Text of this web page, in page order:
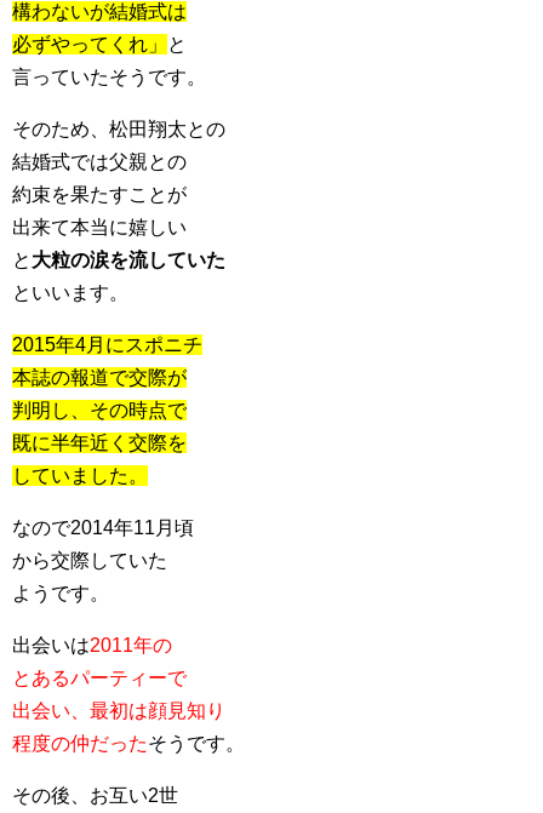
構わないが結婚式は
必ずやってくれ」
と
言っていたそうです。
そのため、松田翔太との
結婚式では父親との
約束を果たすことが
出来て本当に嬉しい
と 大粒の涙を流していた
といいます。
2015年4月にスポニチ
本誌の報道で交際が
判明し、その時点で
既に半年近く交際を
していました。
なので2014年11月頃
から交際していた
ようです。
出会いは2011年の
とあるパーティーで
出会い、最初は顔見知り
程度の仲だったそうです。
その後、お互い2世